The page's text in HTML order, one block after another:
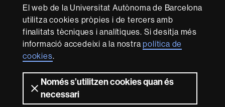
El web de la Universitat Autònoma de Barcelona
utilitza cookies pròpies i de tercers amb
finalitats tècniques i analítiques. Si desitja més
informació accedeixi a la nostrapolítica de
cookies.
Només s’utilitzen cookies quan és
necessari
Sobre
aquest
web
Avís legal Protecció de dades Sobre el
web
Mapa del web UAB
Som una universitat capdavantera que imparteix una
docència de qualitat i excel·lència, diversificada,
multidisciplinària i flexible, ajustada a les necessitats de
la societat i adaptada als nous models de l'Europa del